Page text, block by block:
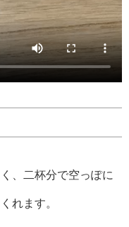
、二杯分で空っぽに
れます。